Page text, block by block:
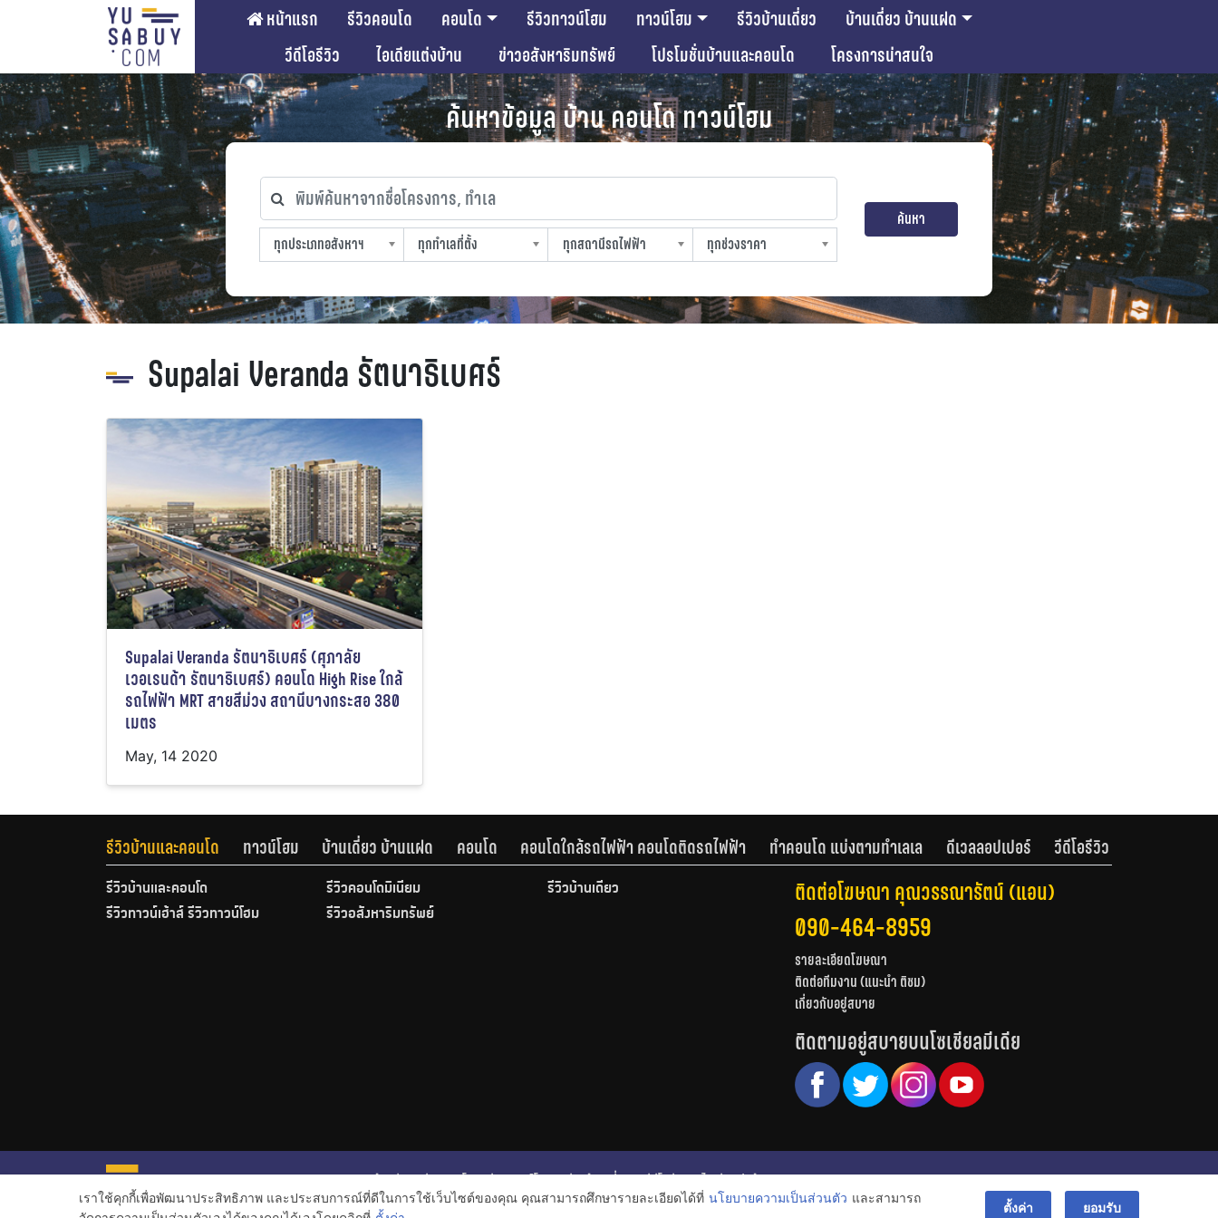
หน้าแรก รีวิวคอนโด คอนโด รีวิวทาวน์โฮม ทาวน์โฮม รีวิวบ้านเดี่ยว
บ้านเดี่ยว บ้านแฝด
วีดีโอรีวิว
ไอเดียแต่งบ้าน ข่าวอสังหาริมทรัพย์ โปรโมชั่นบ้านและคอนโด โครงการน่าสนใจ
ค้นหาข้อมูล บ้าน คอนโด ทาวน์โฮม
พิมพ์ค้นหาจากชื่อโครงการ, ทำเล
ทุกประเภทอสังหาฯ
ทุกประเภทอสังหาฯ
ทุกทำเลที่ตั้ง
ทุกทำเลที่ตั้ง
ทุกสถานีรถไฟฟ้า
ทุกสถานีรถไฟฟ้า
ทุกช่วงราคา
ทุกช่วงราคา
ค้นหา
Supalai Veranda รัตนาธิเบศร์
Supalai Veranda รัตนาธิเบศร์ (ศุภาลัย
เวอเรนด้า รัตนาธิเบศร์) คอนโด High Rise ใกล้
รถไฟฟ้า MRT สายสีม่วง สถานีบางกระสอ 380
เมตร
May, 14 2020
รีวิวบ้านและคอนโด ทาวน์โฮม บ้านเดี่ยว บ้านแฝด คอนโด คอนโดใกล้รถไฟฟ้า คอนโดติดรถไฟฟ้า ทำคอนโด แบ่งตามทำเลเล ดีเวลลอปเปอร์ วีดีโอรีวิว
รีวิวบ้านและคอนโด รีวิวคอนโดมิเนียม
รีวิวบ้านเดี่ยว
รีวิวทาวน์เฮ้าส์ รีวิวทาวน์โฮม
รีวิวอสังหาริมทรัพย์
ติดต่อโฆษณา คุณวรรณารัตน์ (แอน)
090-464-8959
รายละเอียดโฆษณา
ติดต่อทีมงาน (แนะนำ ติชม)
เกี่ยวกับอยู่สบาย
ติดตามอยู่สบายบนโซเชียลมีเดีย
หน้าหลัก รีวิวคอนโด รีวิวทาวน์โฮม รีวิวบ้านเดี่ยว วีดีโอรีวิว
ไอเดียแต่งบ้าน
ข่าวอสังหาริมทรัพย์
โปรโมชั่นบ้านและคอนโด
© สงวนลิขสิทธิ์ 2556-2564
เราใช้คุกกี้เพื่อพัฒนาประสิทธิภาพ และประสบการณ์ที่ดีในการใช้เว็บไซต์ของคุณ คุณสามารถศึกษารายละเอียดได้ที่ นโยบายความเป็นส่วนตัว และสามารถ
ตั้งค่า ยอมรับ